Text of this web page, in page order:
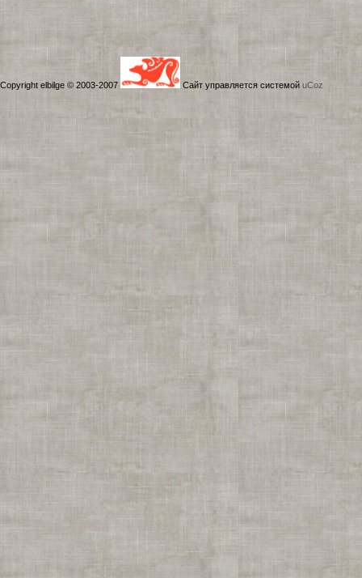
Copyright elbilge © 2003-2007 Сайт управляется системой uCoz